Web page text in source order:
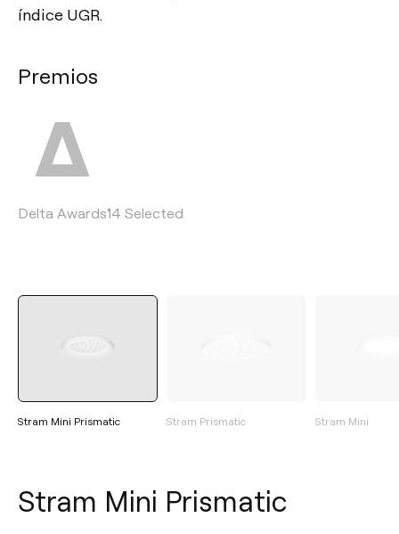
índice UGR.
Premios
Delta Awards´14 Selected
Stram Mini Prismatic Stram Prismatic Stram Mini
Stram Mini Prismatic